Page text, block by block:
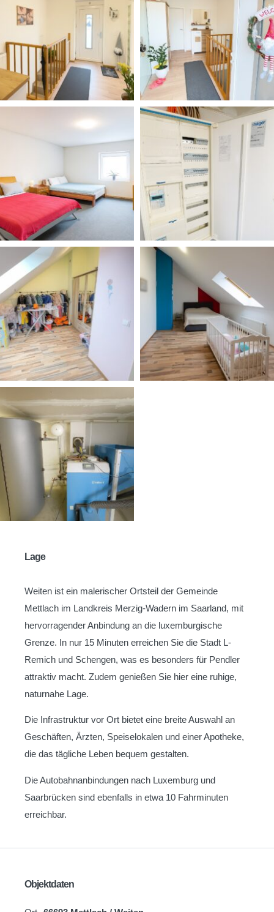
Lage
Weiten ist ein malerischer Ortsteil der Gemeinde
Mettlach im Landkreis Merzig-Wadern im Saarland, mit
hervorragender Anbindung an die luxemburgische
Grenze. In nur 15 Minuten erreichen Sie die Stadt L-
Remich und Schengen, was es besonders für Pendler
attraktiv macht. Zudem genießen Sie hier eine ruhige,
naturnahe Lage.
Die Infrastruktur vor Ort bietet eine breite Auswahl an
Geschäften, Ärzten, Speiselokalen und einer Apotheke,
die das tägliche Leben bequem gestalten.
Die Autobahnanbindungen nach Luxemburg und
Saarbrücken sind ebenfalls in etwa 10 Fahrminuten
erreichbar.
Objektdaten